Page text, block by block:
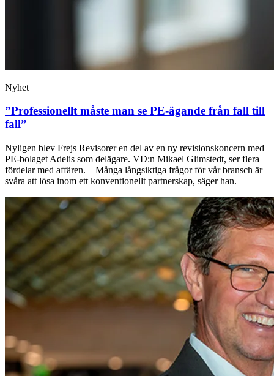
Nyhet
”Professionellt måste man se PE-ägande från fall till
fall”
Nyligen blev Frejs Revisorer en del av en ny revisionskoncern med
PE-bolaget Adelis som delägare. VD:n Mikael Glimstedt, ser flera
fördelar med affären. – Många långsiktiga frågor för vår bransch är
svåra att lösa inom ett konventionellt partnerskap, säger han.